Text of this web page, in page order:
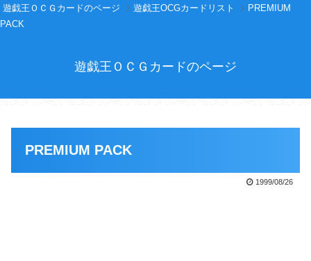
遊戯王ＯＣＧカードのページ 遊戯王OCGカードリスト
PREMIUM
PACK
遊戯王ＯＣＧカードのページ
PREMIUM PACK
1999/08/26